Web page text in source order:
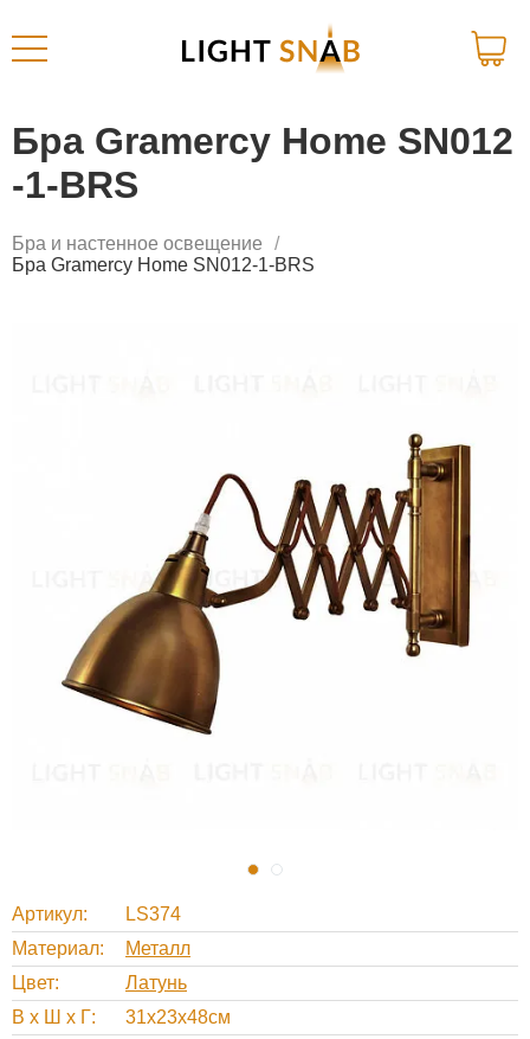
Бра Gramercy Home SN012
-1-BRS
Бра и настенное освещение
Бра Gramercy Home SN012-1-BRS
Артикул
LS374
Материал
Металл
Цвет
Латунь
В х Ш х Г
31x23x48см